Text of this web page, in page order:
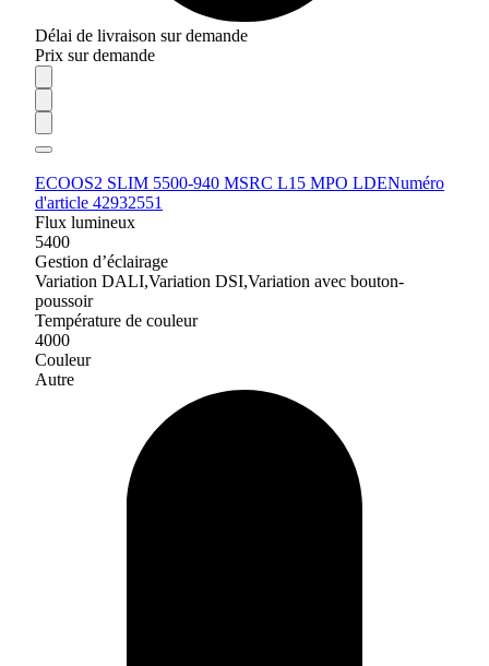
Délai de livraison sur demande
Prix sur demande
ECOOS2 SLIM 5500-940 MSRC L15 MPO LDENuméro
d'article 42932551
Flux lumineux
5400
Gestion d’éclairage
Variation DALI,Variation DSI,Variation avec bouton-
poussoir
Température de couleur
4000
Couleur
Autre